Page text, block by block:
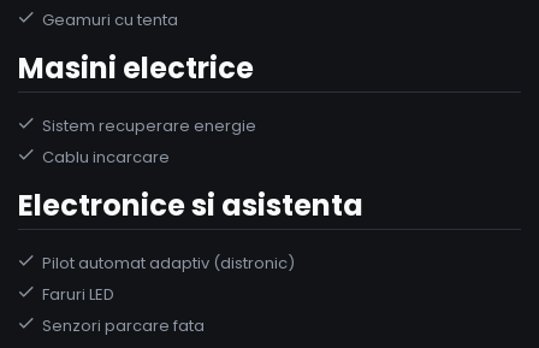
Geamuri cu tenta
Masini electrice
Sistem recuperare energie
Cablu incarcare
Electronice si asistenta
Pilot automat adaptiv (distronic)
Faruri LED
Senzori parcare fata